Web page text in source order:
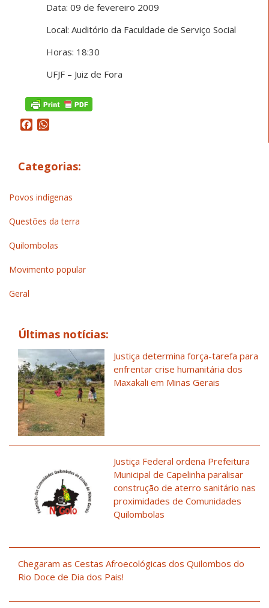
Data: 09 de fevereiro 2009
Local: Auditório da Faculdade de Serviço Social
Horas: 18:30
UFJF – Juiz de Fora
Facebook
Categorias:
Povos indígenas
Questões da terra
Quilombolas
Movimento popular
Geral
Últimas notícias:
Justiça determina força-tarefa para
enfrentar crise humanitária dos
Maxakali em Minas Gerais
Justiça Federal ordena Prefeitura
Municipal de Capelinha paralisar
construção de aterro sanitário nas
proximidades de Comunidades
Quilombolas
Chegaram as Cestas Afroecológicas dos Quilombos do
Rio Doce de Dia dos Pais!